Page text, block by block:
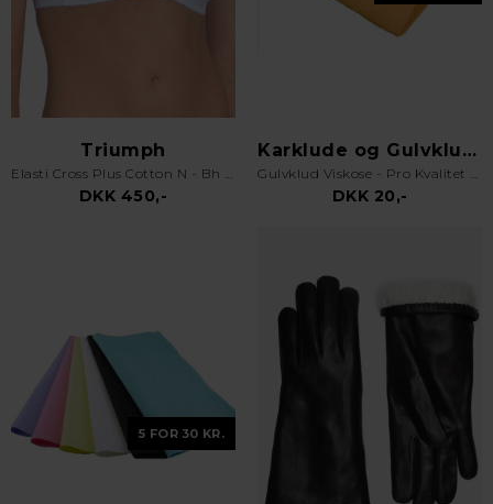
Triumph
Elasti Cross Plus Cotton N - Bh uden bøjle - Hvid
DKK 450,-
Karklude og Gulvklude
Gulvklud Viskose - Pro Kvalitet - Orange
DKK 20,-
5 FOR 30 KR.